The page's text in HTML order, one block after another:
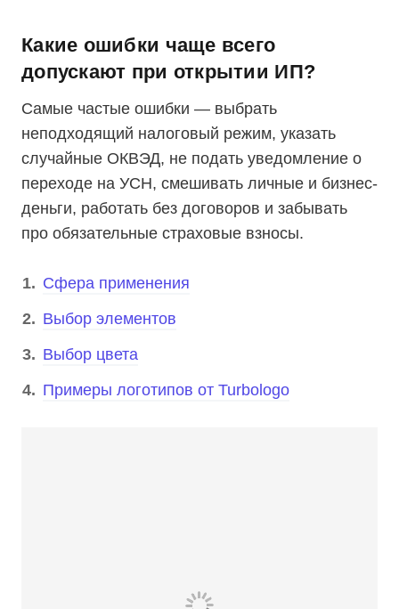
Какие ошибки чаще всего
допускают при открытии ИП?
Самые частые ошибки — выбрать
неподходящий налоговый режим, указать
случайные ОКВЭД, не подать уведомление о
переходе на УСН, смешивать личные и бизнес-
деньги, работать без договоров и забывать
про обязательные страховые взносы.
Cфера применения
Выбор элементов
Выбор цвета
Примеры логотипов от Turbologo